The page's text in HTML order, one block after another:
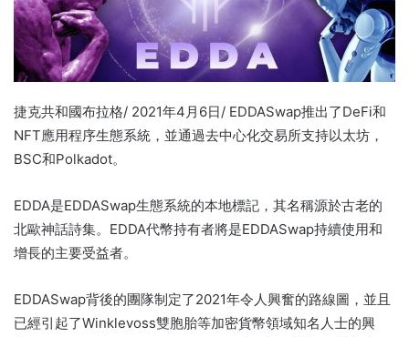
捷克共和國布拉格/ 2021年4月6日/ EDDASwap推出了DeFi和
NFT應用程序生態系統，並通過去中心化交易所支持以太坊，
BSC和Polkadot。
EDDA是EDDASwap生態系統的本地標記，其名稱源於古老的
北歐神話詩集。 EDDA代幣持有者將是EDDASwap持續使用和
增長的主要受益者。
EDDASwap背後的團隊制定了2021年令人興奮的路線圖，並且
已經引起了Winklevoss雙胞胎等加密貨幣領域知名人士的興